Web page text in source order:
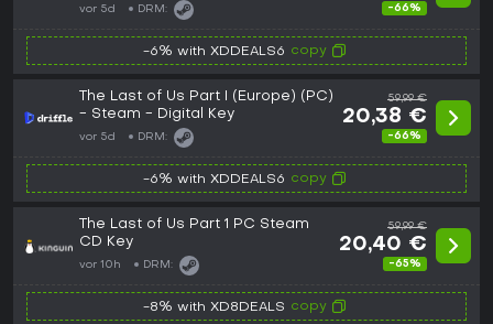
vor 5d DRM: -66%
-6% with XDDEALS6 copy
The Last of Us Part I (Europe) (PC)
- Steam - Digital Key
vor 5d DRM:
59,99 €
20,38 €
-66%
-6% with XDDEALS6 copy
The Last of Us Part 1 PC Steam
CD Key
vor 10h DRM:
59,99 €
20,40 €
-65%
-8% with XD8DEALS copy